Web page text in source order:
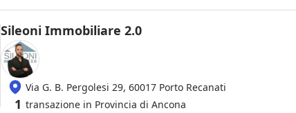
Sileoni Immobiliare 2.0
Via G. B. Pergolesi 29, 60017 Porto Recanati
1 transazione in Provincia di Ancona